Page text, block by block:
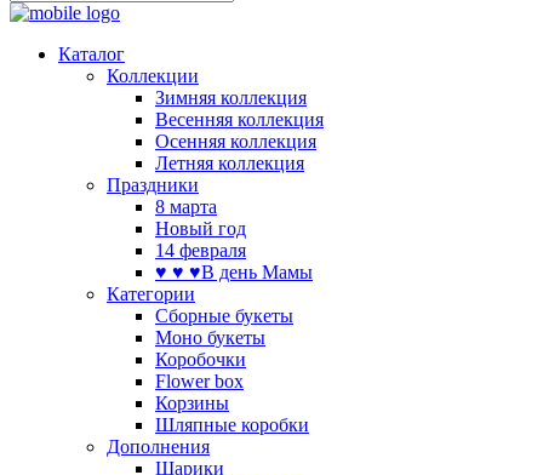
Каталог
Коллекции
Зимняя коллекция
Весенняя коллекция
Осенняя коллекция
Летняя коллекция
Праздники
8 марта
Новый год
14 февраля
♥ ♥ ♥В день Мамы
Категории
Сборные букеты
Моно букеты
Коробочки
Flower box
Корзины
Шляпные коробки
Дополнения
Шарики